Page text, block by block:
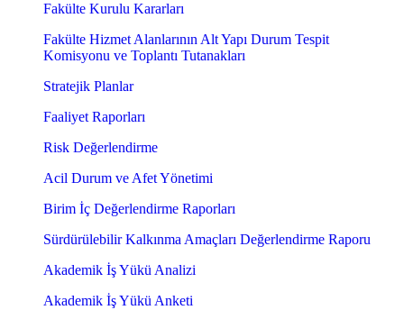
Fakülte Kurulu Kararları
Fakülte Hizmet Alanlarının Alt Yapı Durum Tespit
Komisyonu ve Toplantı Tutanakları
Stratejik Planlar
Faaliyet Raporları
Risk Değerlendirme
Acil Durum ve Afet Yönetimi
Birim İç Değerlendirme Raporları
Sürdürülebilir Kalkınma Amaçları Değerlendirme Raporu
Akademik İş Yükü Analizi
Akademik İş Yükü Anketi